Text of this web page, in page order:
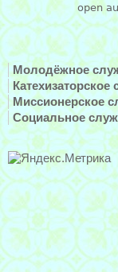
Молодёжное
Катехизаторское
Миссионерское
Социальное